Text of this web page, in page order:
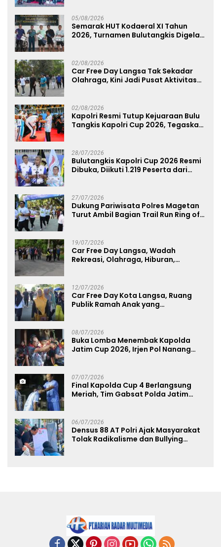
05/08/2026
Semarak HUT Kodaeral XI Tahun
2026, Turnamen Bulutangkis Digelar
02/08/2026
Car Free Day Langsa Tak Sekadar
Olahraga, Kini Jadi Pusat Aktivitas
02/08/2026
Kapolri Resmi Tutup Kejuaraan Bulu
Tangkis Kapolri Cup 2026, Tegaskan
28/07/2026
Bulutangkis Kapolri Cup 2026 Resmi
Dibuka, Diikuti 1.219 Peserta dari
27/07/2026
Dukung Pariwisata Polres Magetan
Turut Ambil Bagian Trail Run Ring of
19/07/2026
Car Free Day Langsa, Wadah
Rekreasi, Olahraga, Hiburan,
12/07/2026
Car Free Day Kota Langsa, Ruang
Publik Ramah Anak yang
08/07/2026
Buka Lomba Menembak Kapolda
Jatim Cup 2026, Irjen Pol Nanang
07/07/2026
Final Kapolda Cup 4 Berlangsung
Meriah, Tim Gabsat Polda Jatim
06/07/2026
Densus 88 AT Polri Ajak Masyarakat
Tolak Radikalisme dan Bullying